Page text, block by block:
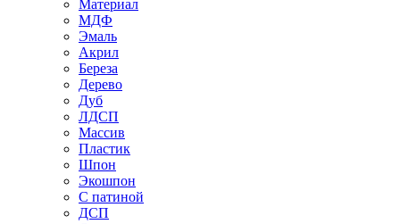
Материал
МДФ
Эмаль
Акрил
Береза
Дерево
Дуб
ЛДСП
Массив
Пластик
Шпон
Экошпон
С патиной
ДСП